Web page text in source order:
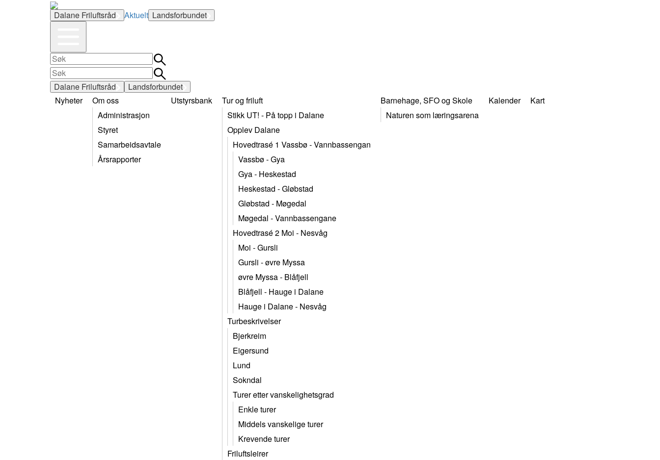
Dalane Friluftsråd Aktuelt Landsforbundet
Dalane Friluftsråd
Landsforbundet
Nyheter
Om oss
Administrasjon
Styret
Samarbeidsavtale
Årsrapporter
Utstyrsbank
Tur og friluft
Stikk UT! - På topp i Dalane
Opplev Dalane
Hovedtrasé 1 Vassbø - Vannbassengan
Vassbø - Gya
Gya - Heskestad
Heskestad - Gløbstad
Gløbstad - Møgedal
Møgedal - Vannbassengane
Hovedtrasé 2 Moi - Nesvåg
Moi - Gursli
Gursli - øvre Myssa
øvre Myssa - Blåfjell
Blåfjell - Hauge i Dalane
Hauge i Dalane - Nesvåg
Turbeskrivelser
Bjerkreim
Eigersund
Lund
Sokndal
Turer etter vanskelighetsgrad
Enkle turer
Middels vanskelige turer
Krevende turer
Friluftsleirer
Barnehage, SFO og Skole
Naturen som læringsarena
Kalender Kart